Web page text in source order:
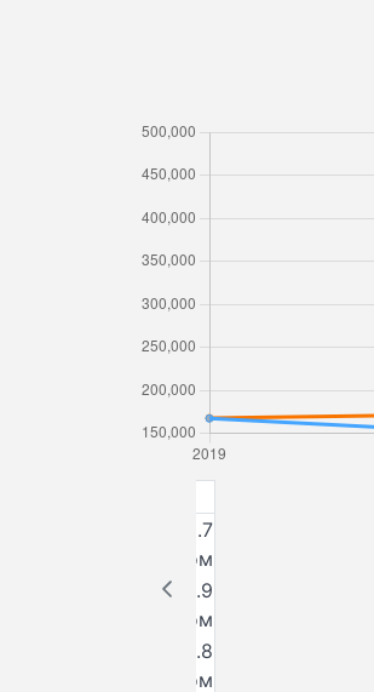
464 479.7
млн. сом
426 828.9
млн. сом
37 650.8
млн. сом